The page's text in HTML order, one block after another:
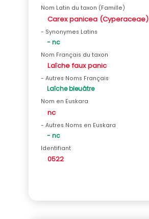
Nom Latin du taxon (Famille)
Carex panicea (Cyperaceae)
- Synonymes Latins
- nc
Nom Français du taxon
Laîche faux panic
- Autres Noms Français
Laîche bleuâtre
Nom en Euskara
nc
- Autres Noms en Euskara
- nc
Identifiant
0522